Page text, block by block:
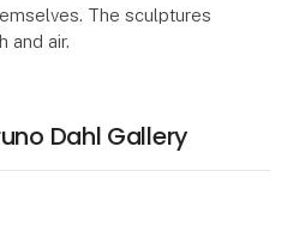
The sculptures
and air.
Dahl Gallery